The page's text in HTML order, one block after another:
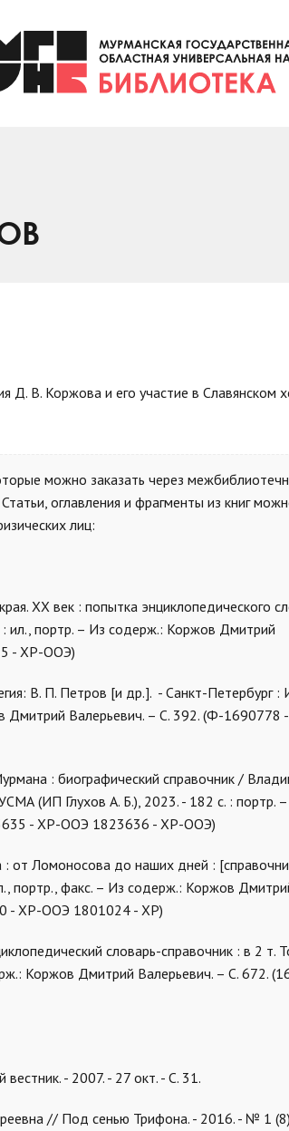
Д. В. Коржова и его участие в Славянском
можно заказать через
оглавления и фрагменты из книг
лиц:
XX век : попытка энциклопедического
ил., портр. – Из содерж.: Коржов Дмитрий
- ХР-ООЭ)
В. П. Петров [и др.]. - Санкт-Петербург :
Дмитрий Валерьевич. – С. 392. (Ф-1690778
: биографический справочник /
(ИП Глухов А. Б.), 2023. - 182 с. : портр.
- ХР-ООЭ 1823636 - ХР-ООЭ)
от Ломоносова до наших дней :
портр., факс. – Из содерж.: Коржов
- ХР-ООЭ 1801024 - ХР)
словарь-справочник : в 2 т.
Коржов Дмитрий Валерьевич. – С. 672.
- 2007. - 27 окт. - С. 31.
// Под сенью Трифона. - 2016. - № 1